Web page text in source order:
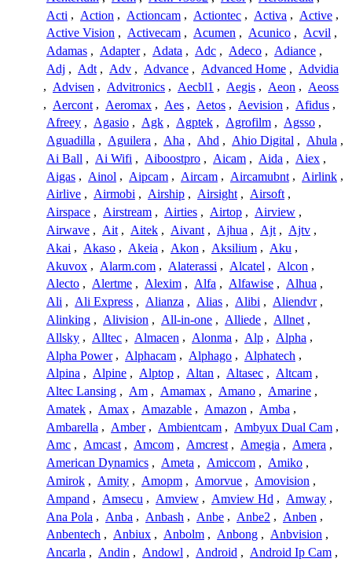
Acti , Action , Actioncam , Actiontec , Activa , Active ,
Active Vision , Activecam , Acumen , Acunico , Acvil ,
Adamas , Adapter , Adata , Adc , Adeco , Adiance ,
Adj , Adt , Adv , Advance , Advanced Home , Advidia
, Advisen , Advitronics , Aecbl1 , Aegis , Aeon , Aeoss
, Aercont , Aeromax , Aes , Aetos , Aevision , Afidus ,
Afreey , Agasio , Agk , Agptek , Agrofilm , Agsso ,
Aguadilla , Aguilera , Aha , Ahd , Ahio Digital , Ahula ,
Ai Ball , Ai Wifi , Aiboostpro , Aicam , Aida , Aiex ,
Aigas , Ainol , Aipcam , Aircam , Aircamubnt , Airlink ,
Airlive , Airmobi , Airship , Airsight , Airsoft ,
Airspace , Airstream , Airties , Airtop , Airview ,
Airwave , Ait , Aitek , Aivant , Ajhua , Ajt , Ajtv ,
Akai , Akaso , Akeia , Akon , Aksilium , Aku ,
Akuvox , Alarm.com , Alaterassi , Alcatel , Alcon ,
Alecto , Alertme , Alexim , Alfa , Alfawise , Alhua ,
Ali , Ali Express , Alianza , Alias , Alibi , Aliendvr ,
Alinking , Alivision , All-in-one , Alliede , Allnet ,
Allsky , Alltec , Almacen , Alonma , Alp , Alpha ,
Alpha Power , Alphacam , Alphago , Alphatech ,
Alpina , Alpine , Alptop , Altan , Altasec , Altcam ,
Altec Lansing , Am , Amamax , Amano , Amarine ,
Amatek , Amax , Amazable , Amazon , Amba ,
Ambarella , Amber , Ambientcam , Ambyux Dual Cam ,
Amc , Amcast , Amcom , Amcrest , Amegia , Amera ,
American Dynamics , Ameta , Amiccom , Amiko ,
Amirok , Amity , Amopm , Amorvue , Amovision ,
Ampand , Amsecu , Amview , Amview Hd , Amway ,
Ana Pola , Anba , Anbash , Anbe , Anbe2 , Anben ,
Anbentech , Anbiux , Anbolm , Anbong , Anbvision ,
Ancarla , Andin , Andowl , Android , Android Ip Cam ,